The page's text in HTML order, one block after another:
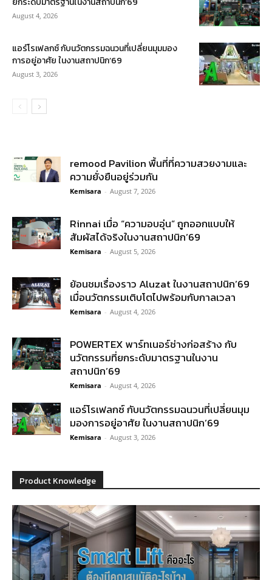
August 4, 2026
แอร์โรเฟลกซ์ กับนวัตกรรมฉนวนที่เปลี่ยนมุมมอง
การอยู่อาศัย ในงานสถาปนิก’69
August 3, 2026
remood Pavilion พื้นที่ที่ความสวยงามและ
ความยั่งยืนอยู่ร่วมกัน
Kemisara - August 7, 2026
Rinnai เมื่อ “ความอบอุ่น” ถูกออกแบบให้
สัมผัสได้จริงในงานสถาปนิก’69
Kemisara - August 5, 2026
ย้อนชมเรื่องราว Aluzat ในงานสถาปนิก’69
เมื่อนวัตกรรมเติบโตไปพร้อมกับกาลเวลา
Kemisara - August 4, 2026
POWERTEX พาร์ทเนอร์ช่างก่อสร้าง กับ
นวัตกรรมที่ยกระดับมาตรฐานในงาน
สถาปนิก’69
Kemisara - August 4, 2026
แอร์โรเฟลกซ์ กับนวัตกรรมฉนวนที่เปลี่ยนมุม
มองการอยู่อาศัย ในงานสถาปนิก’69
Kemisara - August 3, 2026
Product Knowledge